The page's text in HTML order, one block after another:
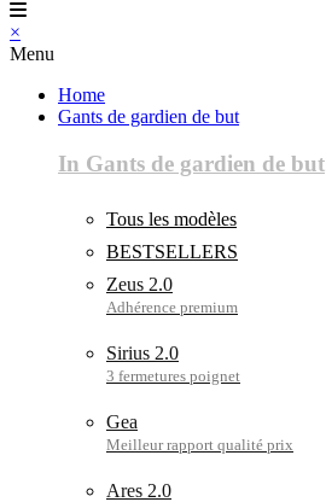
×
Menu
Home
Gants de gardien de but
In Gants de gardien de but
Tous les modèles
BESTSELLERS
Zeus 2.0
Sirius 2.0
Gea
Ares 2.0